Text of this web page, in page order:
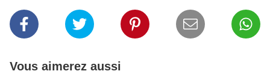
Vous aimerez aussi